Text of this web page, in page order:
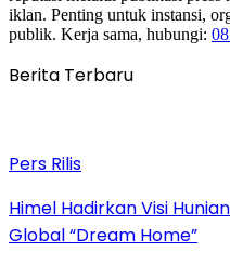
iklan. Penting untuk instansi,
publik. Kerja sama, hubungi:
Berita Terbaru
Pers Rilis
Himel Hadirkan Visi
Global “Dream Home”